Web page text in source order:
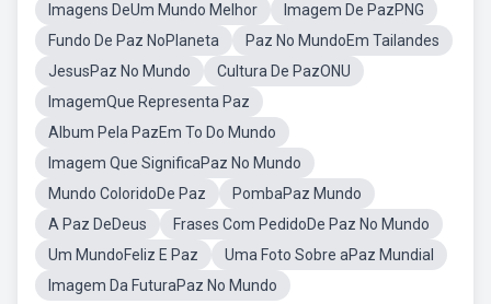
Imagens DeUm Mundo Melhor
Imagem De PazPNG
Fundo De Paz NoPlaneta
Paz No MundoEm Tailandes
JesusPaz No Mundo
Cultura De PazONU
ImagemQue Representa Paz
Album Pela PazEm To Do Mundo
Imagem Que SignificaPaz No Mundo
Mundo ColoridoDe Paz
PombaPaz Mundo
A Paz DeDeus
Frases Com PedidoDe Paz No Mundo
Um MundoFeliz E Paz
Uma Foto Sobre aPaz Mundial
Imagem Da FuturaPaz No Mundo